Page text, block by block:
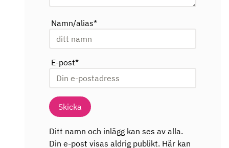
Namn/alias*
E-post*
Skicka
Ditt namn och inlägg kan ses av alla.
Din e-post visas aldrig publikt. Här kan